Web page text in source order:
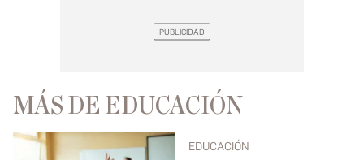
MÁS DE EDUCACIÓN
EDUCACIÓN